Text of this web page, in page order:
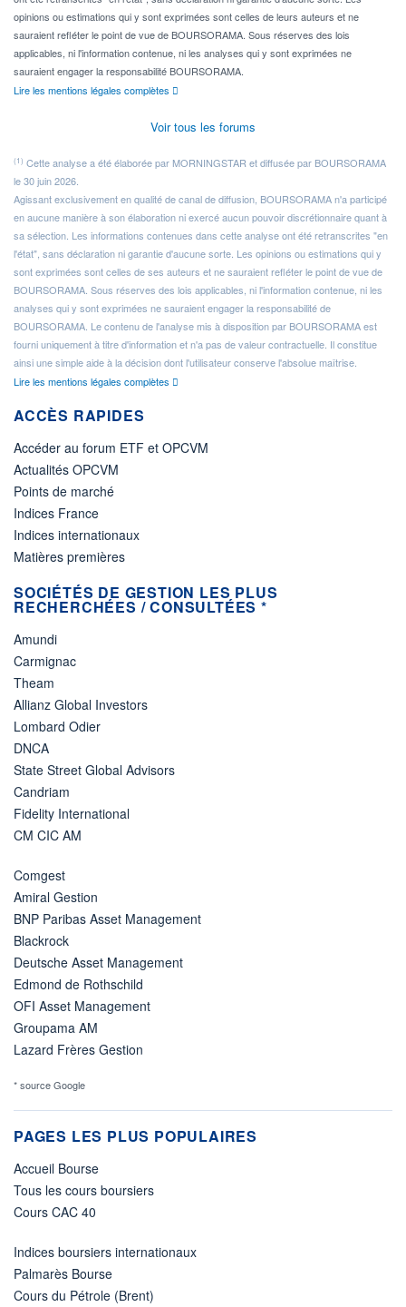
opinions ou estimations qui y sont exprimées sont celles de leurs auteurs et ne
sauraient refléter le point de vue de BOURSORAMA. Sous réserves des lois
applicables, ni l'information contenue, ni les analyses qui y sont exprimées ne
sauraient engager la responsabilité BOURSORAMA.
Lire les mentions légales complètes
Voir tous les forums
(1) Cette analyse a été élaborée par MORNINGSTAR et diffusée par BOURSORAMA
le 30 juin 2026.
Agissant exclusivement en qualité de canal de diffusion, BOURSORAMA n'a participé
en aucune manière à son élaboration ni exercé aucun pouvoir discrétionnaire quant à
sa sélection. Les informations contenues dans cette analyse ont été retranscrites "en
l'état", sans déclaration ni garantie d'aucune sorte. Les opinions ou estimations qui y
sont exprimées sont celles de ses auteurs et ne sauraient refléter le point de vue de
BOURSORAMA. Sous réserves des lois applicables, ni l'information contenue, ni les
analyses qui y sont exprimées ne sauraient engager la responsabilité de
BOURSORAMA. Le contenu de l'analyse mis à disposition par BOURSORAMA est
fourni uniquement à titre d'information et n'a pas de valeur contractuelle. Il constitue
ainsi une simple aide à la décision dont l'utilisateur conserve l'absolue maîtrise.
Lire les mentions légales complètes
ACCÈS RAPIDES
Accéder au forum ETF et OPCVM
Actualités OPCVM
Points de marché
Indices France
Indices internationaux
Matières premières
SOCIÉTÉS DE GESTION LES PLUS
RECHERCHÉES / CONSULTÉES *
Amundi
Carmignac
Theam
Allianz Global Investors
Lombard Odier
DNCA
State Street Global Advisors
Candriam
Fidelity International
CM CIC AM
Comgest
Amiral Gestion
BNP Paribas Asset Management
Blackrock
Deutsche Asset Management
Edmond de Rothschild
OFI Asset Management
Groupama AM
Lazard Frères Gestion
* source Google
PAGES LES PLUS POPULAIRES
Accueil Bourse
Tous les cours boursiers
Cours CAC 40
Indices boursiers internationaux
Palmarès Bourse
Cours du Pétrole (Brent)